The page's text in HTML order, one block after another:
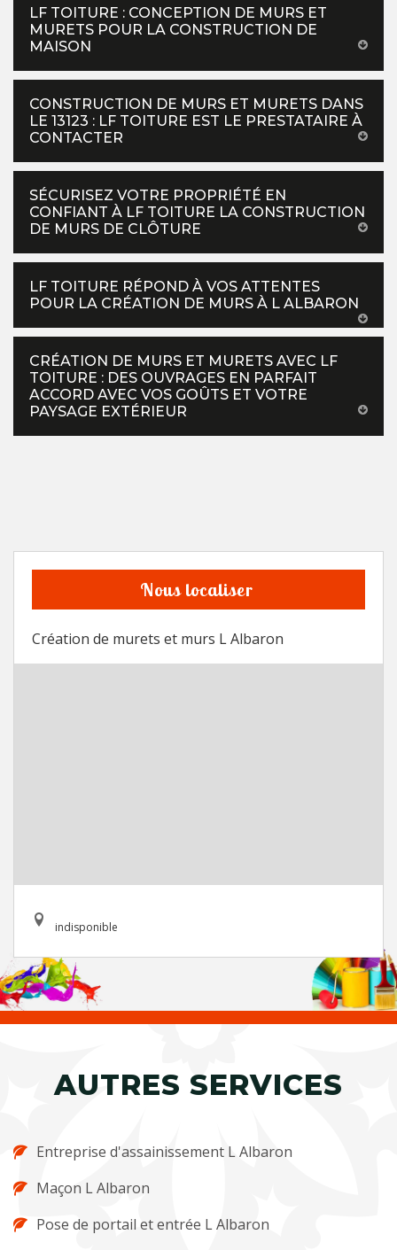
LF TOITURE : CONCEPTION DE MURS ET
MURETS POUR LA CONSTRUCTION DE
MAISON
CONSTRUCTION DE MURS ET MURETS DANS
LE 13123 : LF TOITURE EST LE PRESTATAIRE À
CONTACTER
SÉCURISEZ VOTRE PROPRIÉTÉ EN
CONFIANT À LF TOITURE LA CONSTRUCTION
DE MURS DE CLÔTURE
LF TOITURE RÉPOND À VOS ATTENTES
POUR LA CRÉATION DE MURS À L ALBARON
CRÉATION DE MURS ET MURETS AVEC LF
TOITURE : DES OUVRAGES EN PARFAIT
ACCORD AVEC VOS GOÛTS ET VOTRE
PAYSAGE EXTÉRIEUR
Nous localiser
Création de murets et murs L Albaron
indisponible
AUTRES SERVICES
Entreprise d'assainissement L Albaron
Maçon L Albaron
Pose de portail et entrée L Albaron